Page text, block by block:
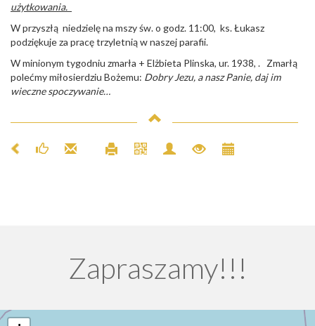
użytkowania.
W przyszłą niedzielę na mszy św. o godz. 11:00, ks. Łukasz
podziękuje za pracę trzyletnią w naszej parafii.
W minionym tygodniu zmarła + Elżbieta Plinska, ur. 1938, . Zmarłą
polećmy miłosierdziu Bożemu: Dobry Jezu, a nasz Panie, daj im
wieczne spoczywanie…
Zapraszamy!!!